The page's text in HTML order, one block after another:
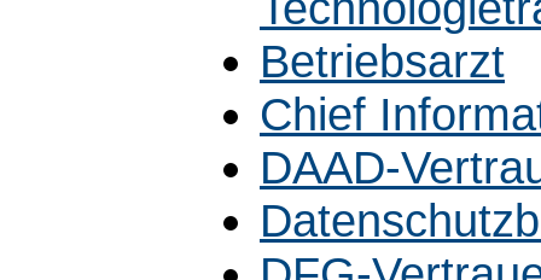
Betriebsarzt
Chief
DAAD-